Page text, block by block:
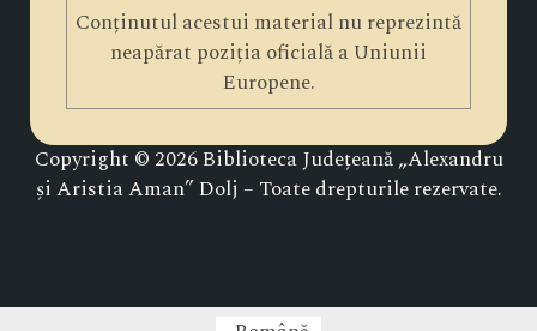
Conținutul acestui material nu reprezintă
neapărat poziția oficială a Uniunii
Europene.
Copyright © 2026 Biblioteca Județeană „Alexandru
și Aristia Aman” Dolj – Toate drepturile rezervate.